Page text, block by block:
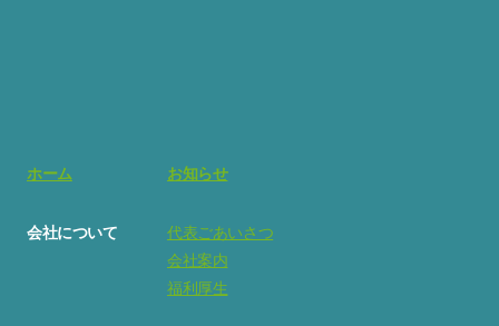
ホーム お知らせ
会社について
代表ごあいさつ
会社案内
福利厚生